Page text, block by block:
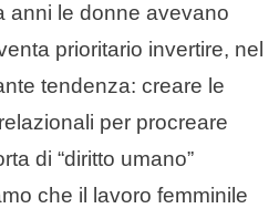
anni le donne avevano
prioritario invertire, nel
tendenza: creare le
per procreare
di “diritto umano”
che il lavoro femminile